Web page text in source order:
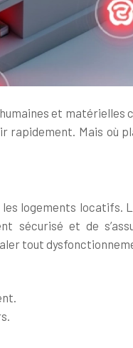
et
Mais où
logements locatifs.
sécurisé et de
tout